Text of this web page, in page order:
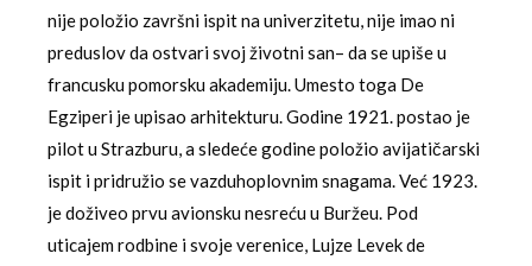
nije položio završni ispit na univerzitetu, nije imao ni
preduslov da ostvari svoj životni san– da se upiše u
francusku pomorsku akademiju. Umesto toga De
Egziperi je upisao arhitekturu. Godine 1921. postao je
pilot u Strazburu, a sledeće godine položio avijatičarski
ispit i pridružio se vazduhoplovnim snagama. Već 1923.
je doživeo prvu avionsku nesreću u Buržeu. Pod
uticajem rodbine i svoje verenice, Lujze Levek de